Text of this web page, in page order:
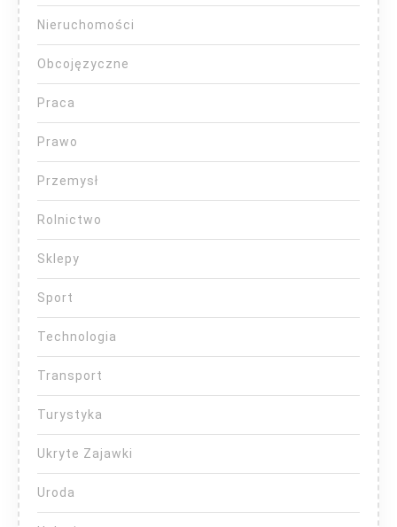
Nieruchomości
Obcojęzyczne
Praca
Prawo
Przemysł
Rolnictwo
Sklepy
Sport
Technologia
Transport
Turystyka
Ukryte Zajawki
Uroda